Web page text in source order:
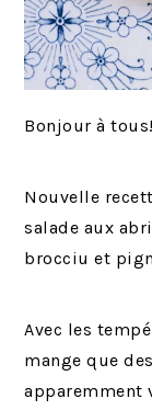
Bonjour à tous!
Nouvelle
salade aux
brocciu et
Avec les
mange que
apparemment